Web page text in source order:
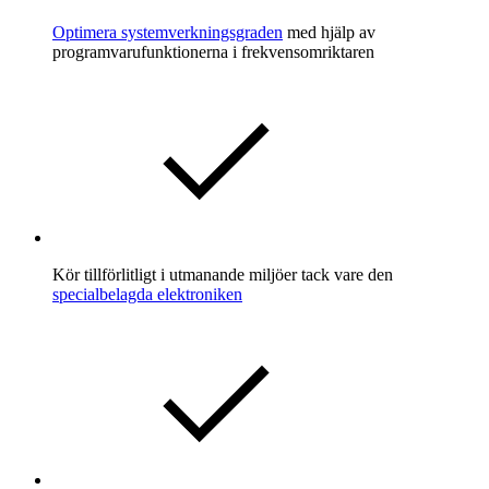
Optimera systemverkningsgraden med hjälp av
programvarufunktionerna i frekvensomriktaren
Kör tillförlitligt i utmanande miljöer tack vare den
specialbelagda elektroniken